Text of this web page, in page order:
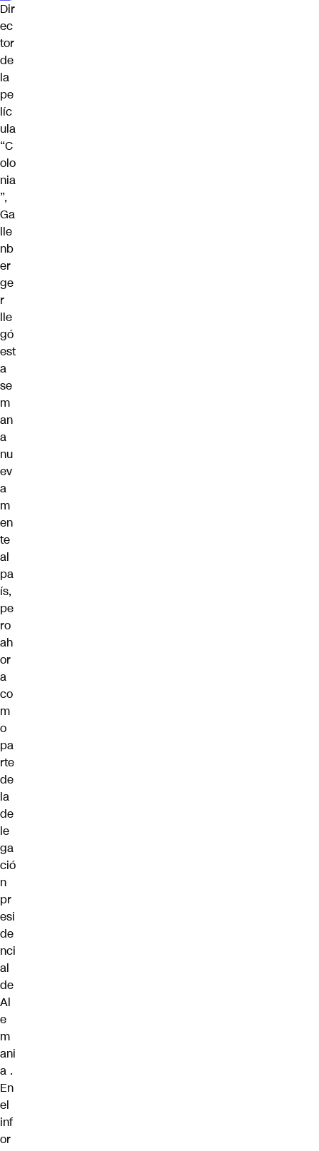
Dir
ec
tor
de
la
pe
líc
ula
“C
olo
nia
”,
Ga
lle
nb
er
ge
r
lle
gó
est
a
se
m
an
a
nu
ev
a
m
en
te
al
pa
ís,
pe
ro
ah
or
a
co
m
o
pa
rte
de
la
de
le
ga
ció
n
pr
esi
de
nci
al
de
Al
e
m
ani
a .
En
el
inf
or